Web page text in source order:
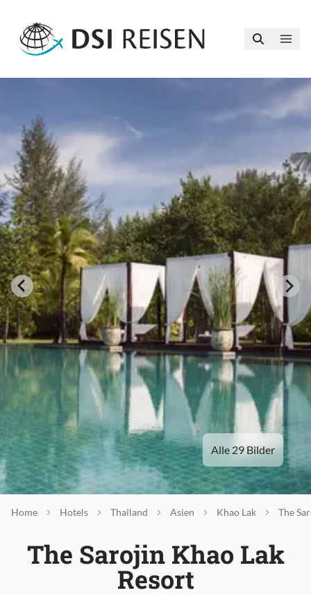
Alle 29 Bilder
Home Hotels Thailand Asien Khao Lak The
The Sarojin Khao Lak
Resort